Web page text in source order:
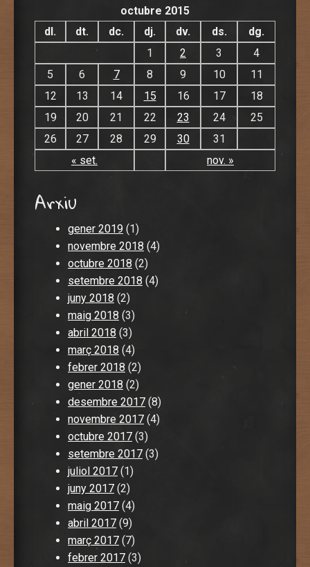
octubre 2015
dl.
dt. dc. dj. dv. ds. dg.
« set. nov. »
1 2 3
4
5
6 7 8 9 10
11
12
13 14 15 16 17
18
19
20 21 22 23 24
25
26
27 28 29 30 31
Arxiu
gener 2019 (1)
novembre 2018 (4)
octubre 2018 (2)
setembre 2018 (4)
juny 2018 (2)
maig 2018 (3)
abril 2018 (3)
març 2018 (4)
febrer 2018 (2)
gener 2018 (2)
desembre 2017 (8)
novembre 2017 (4)
octubre 2017 (3)
setembre 2017 (3)
juliol 2017 (1)
juny 2017 (2)
maig 2017 (4)
abril 2017 (9)
març 2017 (7)
febrer 2017 (3)